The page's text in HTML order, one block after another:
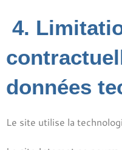
4.
données
Le site utilise la